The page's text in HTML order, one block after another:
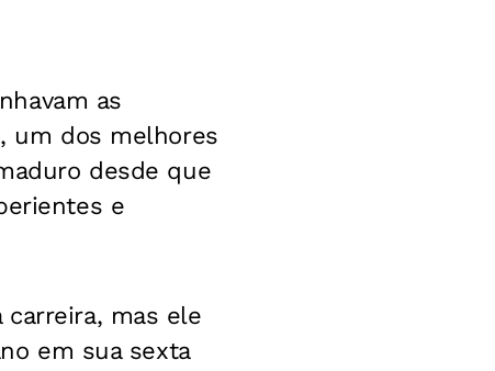
as
um dos melhores
desde que
e
mas ele
em sua sexta